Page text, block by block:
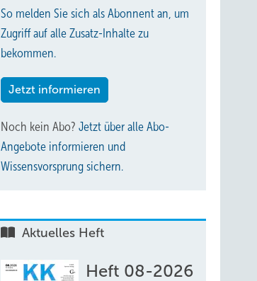
So melden Sie sich als Abonnent an, um
Zugriff auf alle Zusatz-Inhalte zu
bekommen.
Jetzt informieren
Noch kein Abo? Jetzt über alle Abo-
Angebote informieren und
Wissensvorsprung sichern.
Aktuelles Heft
Heft 08-2026